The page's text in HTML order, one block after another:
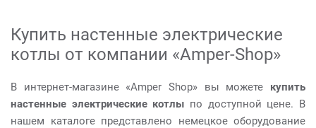
Купить настенные электрические
котлы от компании «Amper-Shop»
В интернет-магазине «Amper Shop» вы можете купить
настенные электрические котлы по доступной цене. В
нашем каталоге представлено немецкое оборудование